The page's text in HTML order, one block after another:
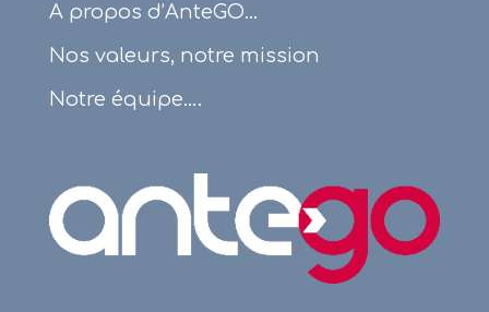
A propos d’AnteGO…
Nos valeurs, notre mission
Notre équipe….